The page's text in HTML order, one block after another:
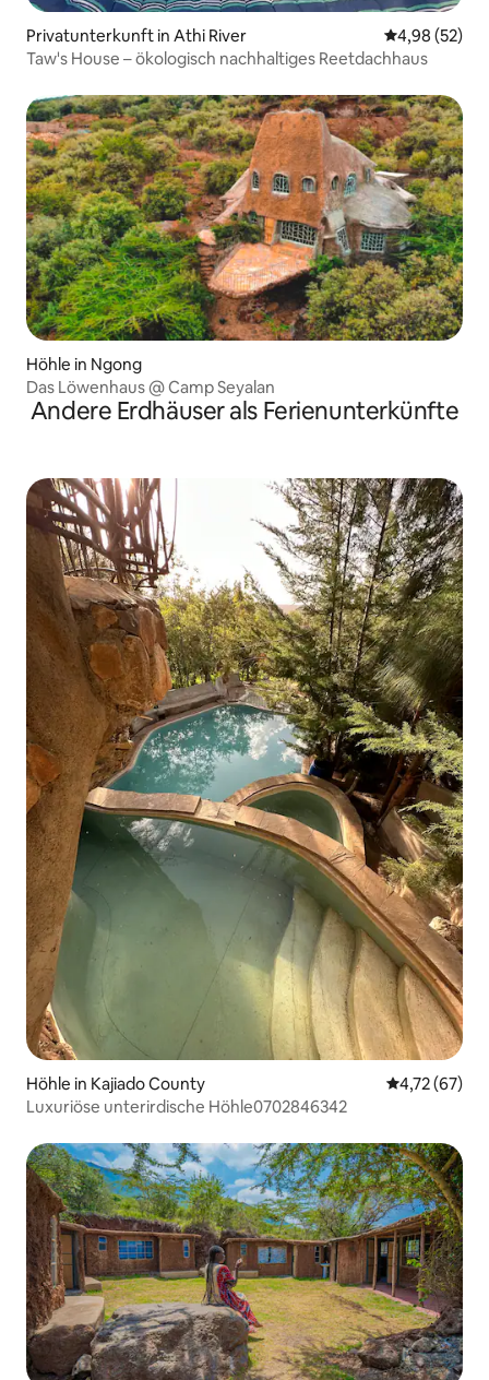
Privatunterkunft in Athi River
4,98 (52)
Taw's House – ökologisch nachhaltiges Reetdachhaus
Höhle in Ngong
Das Löwenhaus @ Camp Seyalan
Andere Erdhäuser als Ferienunterkünfte
Höhle in Kajiado County
4,72 (67)
Luxuriöse unterirdische Höhle0702846342